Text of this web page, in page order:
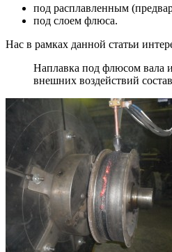
под расплавленным
под слоем флюса.
Нас в рамках данной статьи
Наплавка под флюсом вала
внешних воздействий